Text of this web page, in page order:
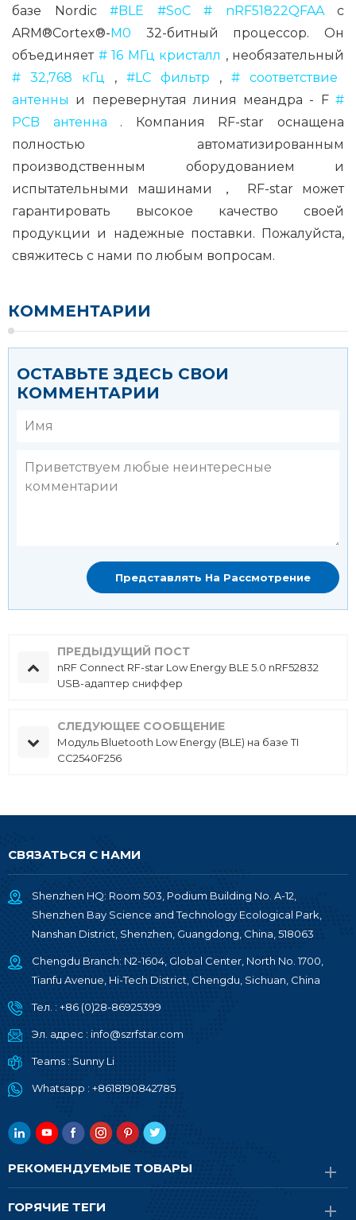
базе Nordic#BLE #SoC # nRF51822QFAAс
ARM®Cortex®-M0 32-битный процессор. Он
объединяет# 16 МГц кристалл , необязательный
# 32,768 кГц , #LC фильтр , # соответствие
антенны и перевернутая линия меандра - F#
PCB антенна . Компания RF-star оснащена
полностью автоматизированным
производственным оборудованием и
испытательными машинами ， RF-star может
гарантировать высокое качество своей
продукции и надежные поставки. Пожалуйста,
свяжитесь с нами по любым вопросам.
КОММЕНТАРИИ
ОСТАВЬТЕ ЗДЕСЬ СВОИ
КОММЕНТАРИИ
ПРЕДЫДУЩИЙ ПОСТ
nRF Connect RF-star Low Energy BLE 5.0 nRF52832
USB-адаптер сниффер
СЛЕДУЮЩЕЕ СООБЩЕНИЕ
Модуль Bluetooth Low Energy (BLE) на базе TI
CC2540F256
СВЯЗАТЬСЯ С НАМИ
Shenzhen HQ: Room 503, Podium Building No. A-12,
Shenzhen Bay Science and Technology Ecological Park,
Nanshan District, Shenzhen, Guangdong, China, 518063
Chengdu Branch: N2-1604, Global Center, North No. 1700,
Tianfu Avenue, Hi-Tech District, Chengdu, Sichuan, China
Тел. : +86 (0)28-86925399
Эл. адрес : info@szrfstar.com
Teams : Sunny Li
Whatsapp : +8618190842785
РЕКОМЕНДУЕМЫЕ ТОВАРЫ
ГОРЯЧИЕ ТЕГИ